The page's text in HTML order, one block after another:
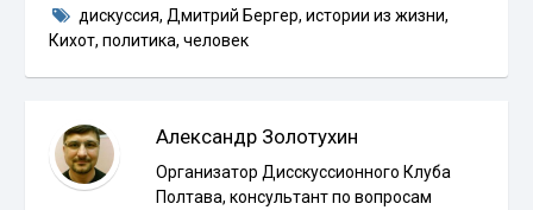
дискуссия, Дмитрий Бергер, истории из жизни,
Кихот,политика,человек
Александр Золотухин
Организатор Дисскуссионного Клуба
Полтава, консультант по вопросам